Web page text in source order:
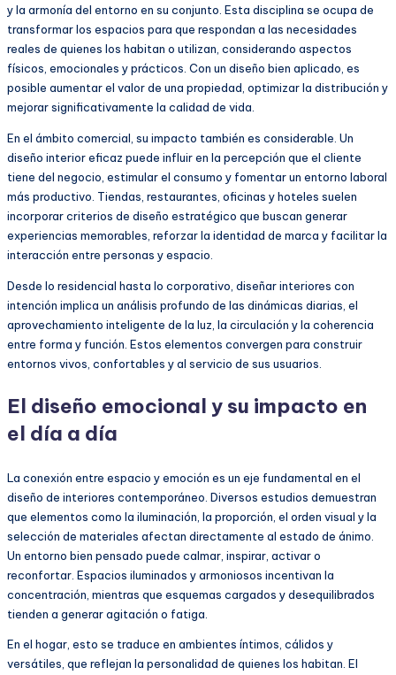
y la armonía del entorno en su conjunto. Esta disciplina se ocupa de
transformar los espacios para que respondan a las necesidades
reales de quienes los habitan o utilizan, considerando aspectos
físicos, emocionales y prácticos. Con un diseño bien aplicado, es
posible aumentar el valor de una propiedad, optimizar la distribución y
mejorar significativamente la calidad de vida.
En el ámbito comercial, su impacto también es considerable. Un
diseño interior eficaz puede influir en la percepción que el cliente
tiene del negocio, estimular el consumo y fomentar un entorno laboral
más productivo. Tiendas, restaurantes, oficinas y hoteles suelen
incorporar criterios de diseño estratégico que buscan generar
experiencias memorables, reforzar la identidad de marca y facilitar la
interacción entre personas y espacio.
Desde lo residencial hasta lo corporativo, diseñar interiores con
intención implica un análisis profundo de las dinámicas diarias, el
aprovechamiento inteligente de la luz, la circulación y la coherencia
entre forma y función. Estos elementos convergen para construir
entornos vivos, confortables y al servicio de sus usuarios.
El diseño emocional y su impacto en
el día a día
La conexión entre espacio y emoción es un eje fundamental en el
diseño de interiores contemporáneo. Diversos estudios demuestran
que elementos como la iluminación, la proporción, el orden visual y la
selección de materiales afectan directamente al estado de ánimo.
Un entorno bien pensado puede calmar, inspirar, activar o
reconfortar. Espacios iluminados y armoniosos incentivan la
concentración, mientras que esquemas cargados y desequilibrados
tienden a generar agitación o fatiga.
En el hogar, esto se traduce en ambientes íntimos, cálidos y
versátiles, que reflejan la personalidad de quienes los habitan. El